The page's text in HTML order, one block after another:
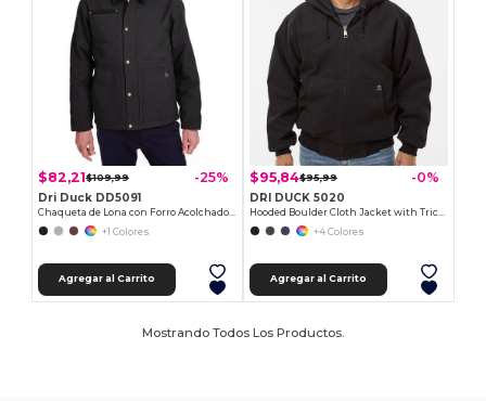
$82,21$109,99 -25%
Dri Duck DD5091
+1 Colores
Agregar al Carrito
$95,84$95,99 -0%
DRI DUCK 5020
+4 Colores
Agregar al Carrito
Mostrando Todos Los Productos.